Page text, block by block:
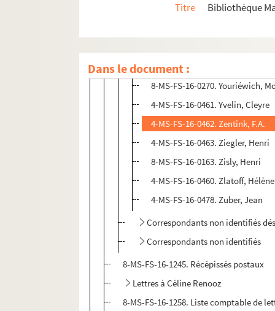
Titre
Bibliothèque
Dans le document :
8-MS-FS-16-0270. Youriéwich,
4-MS-FS-16-0461. Yvelin, Cleyre
4-MS-FS-16-0462. Zentink, F.A.
4-MS-FS-16-0463. Ziegler, Henri
8-MS-FS-16-0163. Zisly, Henri
4-MS-FS-16-0460. Zlatoff, Hélène
4-MS-FS-16-0478. Zuber, Jean
Correspondants non identifiés
Correspondants non identifiés
8-MS-FS-16-1245. Récépissés postaux
Lettres à Céline Renooz
8-MS-FS-16-1258. Liste comptable de